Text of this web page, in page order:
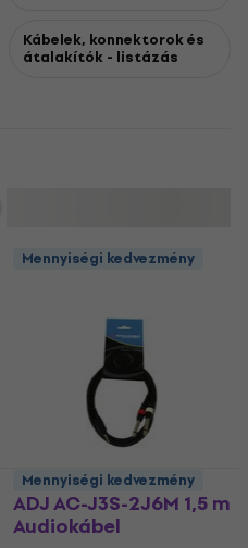
Kábelek, konnektorok és
átalakítók - listázás
Mennyiségi kedvezmény
ADJ AC-J3S-2J6M 1,5 m
Audiokábel
Mennyiségi kedvezmény